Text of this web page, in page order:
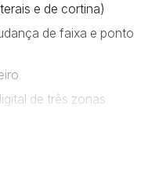
e de cortina)
de faixa e ponto
de três zonas